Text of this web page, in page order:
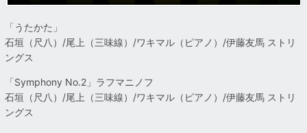
「うたかた」
石垣（尺八）/尾上（三味線）/ワキマル（ピアノ）/伊藤友馬 ストリ
ングス
「Symphony No.2」ラフマニノフ
石垣（尺八）/尾上（三味線）/ワキマル（ピアノ）/伊藤友馬 ストリ
ングス